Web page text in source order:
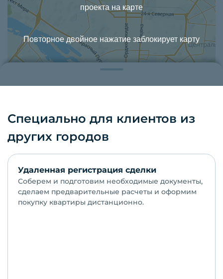
проекта на карте
Повторное двойное нажатие заблокирует карту
Специально для клиентов из
других городов
Удаленная регистрация сделки
Соберем и подготовим необходимые документы,
сделаем предварительные расчеты и оформим
покупку квартиры дистанционно.